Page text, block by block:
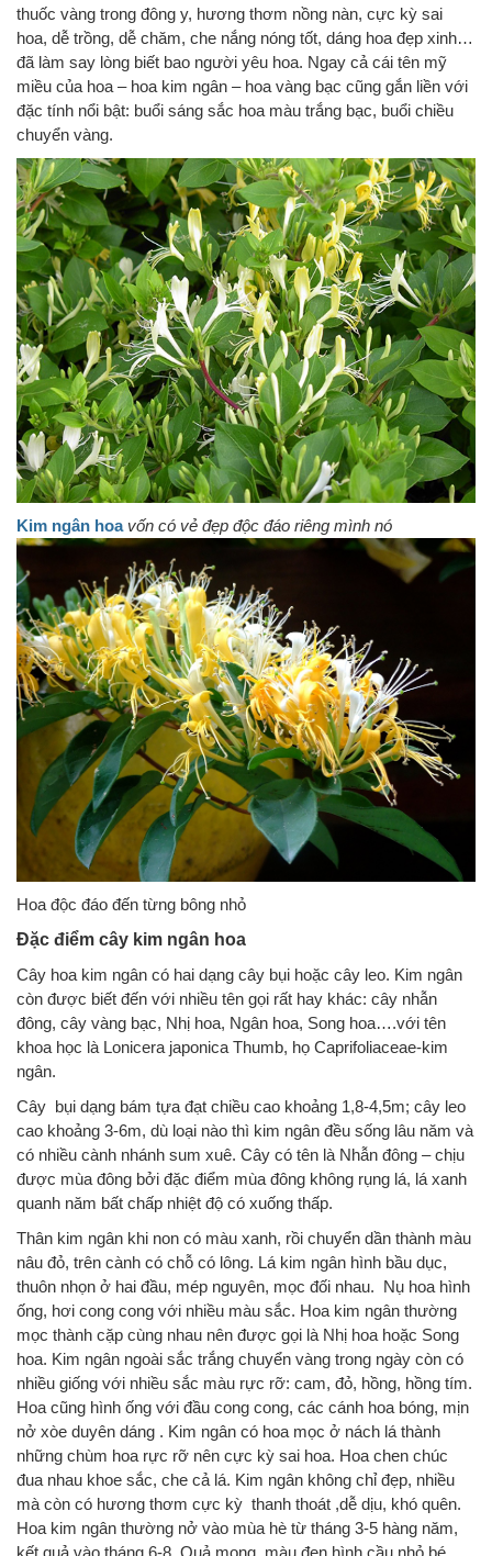
thuốc vàng trong đông y, hương thơm nồng nàn, cực kỳ sai
hoa, dễ trồng, dễ chăm, che nắng nóng tốt, dáng hoa đẹp xinh…
đã làm say lòng biết bao người yêu hoa. Ngay cả cái tên mỹ
miều của hoa – hoa kim ngân – hoa vàng bạc cũng gắn liền với
đặc tính nổi bật: buổi sáng sắc hoa màu trắng bạc, buổi chiều
chuyển vàng.
Kim ngân hoa vốn có vẻ đẹp độc đáo riêng mình nó
Hoa độc đáo đến từng bông nhỏ
Đặc điểm cây kim ngân hoa
Cây hoa kim ngân có hai dạng cây bụi hoặc cây leo. Kim ngân
còn được biết đến với nhiều tên gọi rất hay khác: cây nhẫn
đông, cây vàng bạc, Nhị hoa, Ngân hoa, Song hoa….với tên
khoa học là Lonicera japonica Thumb, họ Caprifoliaceae-kim
ngân.
Cây bụi dạng bám tựa đạt chiều cao khoảng 1,8-4,5m; cây leo
cao khoảng 3-6m, dù loại nào thì kim ngân đều sống lâu năm và
có nhiều cành nhánh sum xuê. Cây có tên là Nhẫn đông – chịu
được mùa đông bởi đặc điểm mùa đông không rụng lá, lá xanh
quanh năm bất chấp nhiệt độ có xuống thấp.
Thân kim ngân khi non có màu xanh, rồi chuyển dần thành màu
nâu đỏ, trên cành có chỗ có lông. Lá kim ngân hình bầu dục,
thuôn nhọn ở hai đầu, mép nguyên, mọc đối nhau. Nụ hoa hình
ống, hơi cong cong với nhiều màu sắc. Hoa kim ngân thường
mọc thành cặp cùng nhau nên được gọi là Nhị hoa hoặc Song
hoa. Kim ngân ngoài sắc trắng chuyển vàng trong ngày còn có
nhiều giống với nhiều sắc màu rực rỡ: cam, đỏ, hồng, hồng tím.
Hoa cũng hình ống với đầu cong cong, các cánh hoa bóng, mịn
nở xòe duyên dáng . Kim ngân có hoa mọc ở nách lá thành
những chùm hoa rực rỡ nên cực kỳ sai hoa. Hoa chen chúc
đua nhau khoe sắc, che cả lá. Kim ngân không chỉ đẹp, nhiều
mà còn có hương thơm cực kỳ thanh thoát ,dễ dịu, khó quên.
Hoa kim ngân thường nở vào mùa hè từ tháng 3-5 hàng năm,
kết quả vào tháng 6-8. Quả mọng, màu đen hình cầu nhỏ bé